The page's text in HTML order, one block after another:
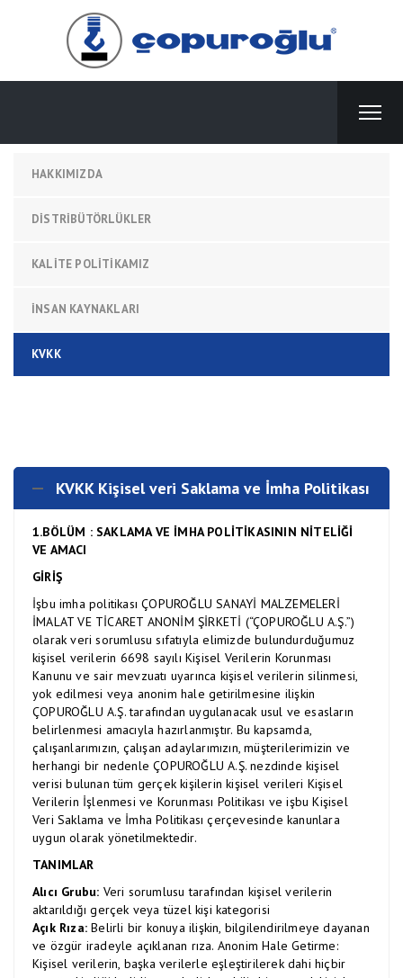
HAKKIMIZDA
DİSTRİBÜTÖRLÜKLER
KALITE POLITIKAMIZ
İNSAN KAYNAKLARI
KVKK
KVKK Kişisel veri Saklama ve İmha Politikası
1.BÖLÜM : SAKLAMA VE İMHA POLİTİKASININ NİTELİĞİ
VE AMACI
GİRİŞ
İşbu imha politikası ÇOPUROĞLU SANAYİ MALZEMELERİ
İMALAT VE TİCARET ANONİM ŞİRKETİ (“ÇOPUROĞLU A.Ş.”)
olarak veri sorumlusu sıfatıyla elimizde bulundurduğumuz
kişisel verilerin 6698 sayılı Kişisel Verilerin Korunması
Kanunu ve sair mevzuatı uyarınca kişisel verilerin silinmesi,
yok edilmesi veya anonim hale getirilmesine ilişkin
ÇOPUROĞLU A.Ş. tarafından uygulanacak usul ve esasların
belirlenmesi amacıyla hazırlanmıştır. Bu kapsamda,
çalışanlarımızın, çalışan adaylarımızın, müşterilerimizin ve
herhangi bir nedenle ÇOPUROĞLU A.Ş. nezdinde kişisel
verisi bulunan tüm gerçek kişilerin kişisel verileri Kişisel
Verilerin İşlenmesi ve Korunması Politikası ve işbu Kişisel
Veri Saklama ve İmha Politikası çerçevesinde kanunlara
uygun olarak yönetilmektedir.
TANIMLAR
Alıcı Grubu: Veri sorumlusu tarafından kişisel verilerin
aktarıldığı gerçek veya tüzel kişi kategorisi
Açık Rıza: Belirli bir konuya ilişkin, bilgilendirilmeye dayanan
ve özgür iradeyle açıklanan rıza. Anonim Hale Getirme:
Kişisel verilerin, başka verilerle eşleştirilerek dahi hiçbir